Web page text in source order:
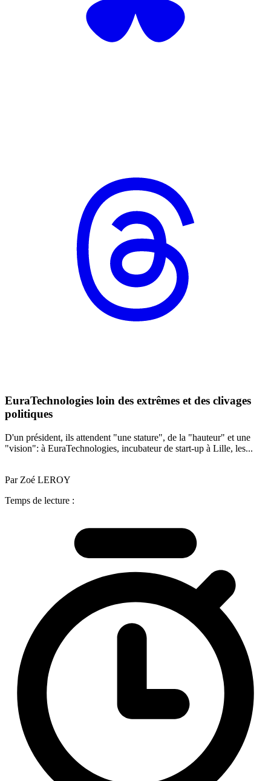
EuraTechnologies loin des extrêmes et des clivages
politiques
D'un président, ils attendent "une stature", de la "hauteur" et une
"vision": à EuraTechnologies, incubateur de start-up à Lille, les...
Par Zoé LEROY
Temps de lecture :